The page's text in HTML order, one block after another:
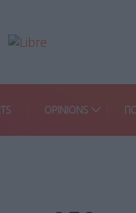
OPINIONS